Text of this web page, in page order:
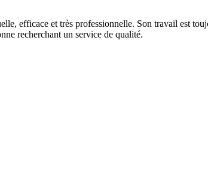
efficace et très professionnelle. Son travail est
recherchant un service de qualité.